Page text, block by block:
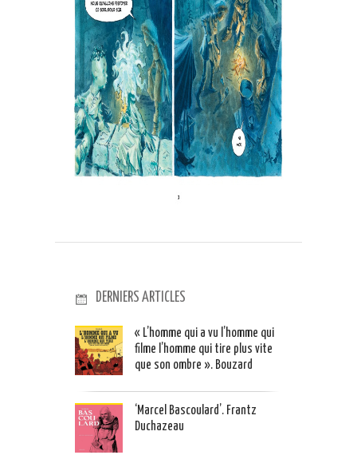
DERNIERS ARTICLES
« L’homme qui a vu l’homme qui
filme l’homme qui tire plus vite
que son ombre ». Bouzard
‘Marcel Bascoulard’. Frantz
Duchazeau